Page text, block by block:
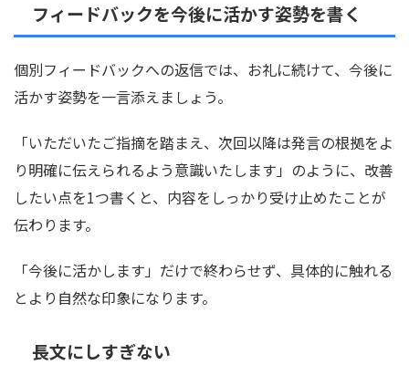
フィードバックを今後に活かす姿勢を書く
個別フィードバックへの返信では、お礼に続けて、今後に
活かす姿勢を一言添えましょう。
「いただいたご指摘を踏まえ、次回以降は発言の根拠をよ
り明確に伝えられるよう意識いたします」のように、改善
したい点を1つ書くと、内容をしっかり受け止めたことが
伝わります。
「今後に活かします」だけで終わらせず、具体的に触れる
とより自然な印象になります。
長文にしすぎない